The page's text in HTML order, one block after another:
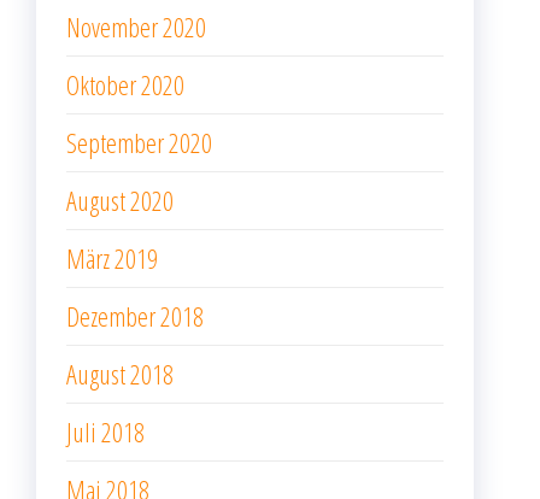
November 2020
Oktober 2020
September 2020
August 2020
März 2019
Dezember 2018
August 2018
Juli 2018
Mai 2018